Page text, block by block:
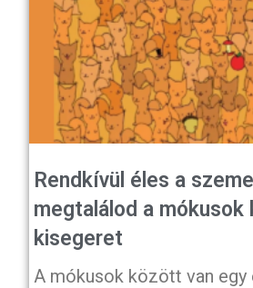
Rendkívül éles a
megtalálod a
kisegeret
A mókusok között van egy